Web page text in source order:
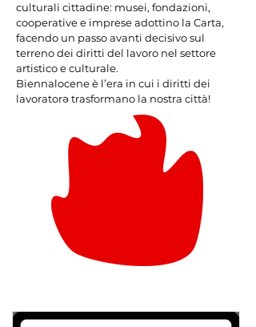
culturali cittadine: musei, fondazioni,
cooperative e imprese adottino la Carta,
facendo un passo avanti decisivo sul
terreno dei diritti del lavoro nel settore
artistico e culturale.
Biennalocene è l’era in cui i diritti dei
lavoratorə trasformano la nostra città!